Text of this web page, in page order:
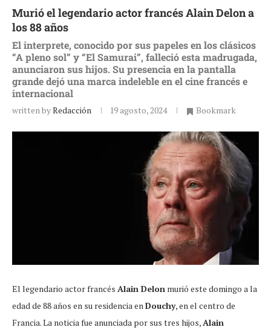
Murió el legendario actor francés Alain Delon a
los 88 años
El interprete, conocido por sus papeles en los clásicos
“A pleno sol” y “El Samurai”, falleció esta madrugada,
anunciaron sus hijos. Su presencia en la pantalla
grande dejó una marca indeleble en el cine francés e
internacional
written byRedacción 19 agosto, 2024 Bookmark
El legendario actor francés Alain Delon murió este domingo a la
edad de 88 años en su residencia enDouchy, en el centro de
Francia. La noticia fue anunciada por sus tres hijos,Alain